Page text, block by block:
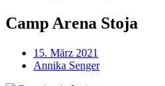
Camp Arena Stoja
15. März 2021
Annika Senger